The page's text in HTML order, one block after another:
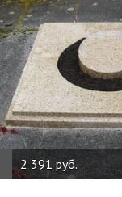
2 391 руб.